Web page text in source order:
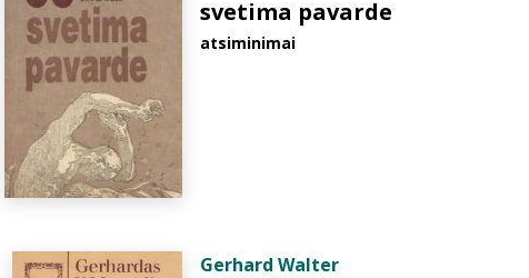
svetima pavarde
atsiminimai
Gerhard Walter